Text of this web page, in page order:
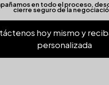
en todo el proceso,
cierre seguro de la
hoy mismo y
personalizada